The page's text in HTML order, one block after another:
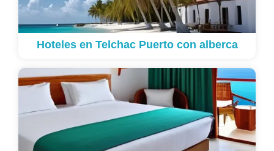
Hoteles en Telchac Puerto con alberca